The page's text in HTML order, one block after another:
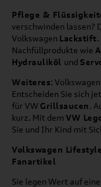
Pflege &
verschwinden lassen?
Volkswagen Lackstift
Nachfüllprodukte wie
Hydrauliköl und
Weiteres:
Entscheiden Sie sich
für VW Grillsaucen.
kurz. Mit dem VW
Sie und Ihr Kind mit
Volkswagen
Fanartikel
Sie legen Wert auf